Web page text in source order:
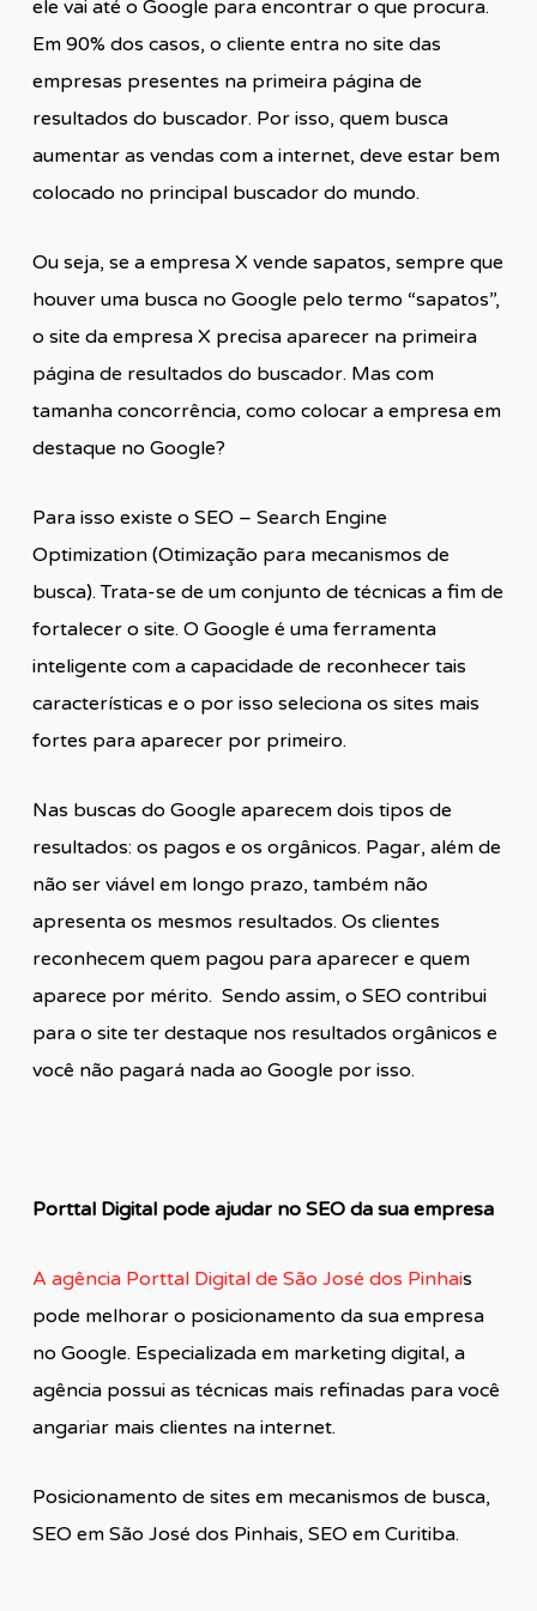
ele vai até o Google para encontrar o que procura.
Em 90% dos casos, o cliente entra no site das
empresas presentes na primeira página de
resultados do buscador. Por isso, quem busca
aumentar as vendas com a internet, deve estar bem
colocado no principal buscador do mundo.
Ou seja, se a empresa X vende sapatos, sempre que
houver uma busca no Google pelo termo “sapatos”,
o site da empresa X precisa aparecer na primeira
página de resultados do buscador. Mas com
tamanha concorrência, como colocar a empresa em
destaque no Google?
Para isso existe o SEO – Search Engine
Optimization (Otimização para mecanismos de
busca). Trata-se de um conjunto de técnicas a fim de
fortalecer o site. O Google é uma ferramenta
inteligente com a capacidade de reconhecer tais
características e o por isso seleciona os sites mais
fortes para aparecer por primeiro.
Nas buscas do Google aparecem dois tipos de
resultados: os pagos e os orgânicos. Pagar, além de
não ser viável em longo prazo, também não
apresenta os mesmos resultados. Os clientes
reconhecem quem pagou para aparecer e quem
aparece por mérito. Sendo assim, o SEO contribui
para o site ter destaque nos resultados orgânicos e
você não pagará nada ao Google por isso.
Porttal Digital pode ajudar no SEO da sua empresa
A agência Porttal Digital de São José dos Pinhais
pode melhorar o posicionamento da sua empresa
no Google. Especializada em marketing digital, a
agência possui as técnicas mais refinadas para você
angariar mais clientes na internet.
Posicionamento de sites em mecanismos de busca,
SEO em São José dos Pinhais, SEO em Curitiba.